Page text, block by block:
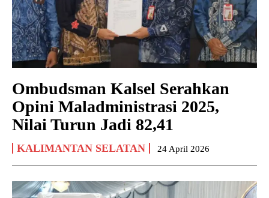
Ombudsman Kalsel Serahkan
Opini Maladministrasi 2025,
Nilai Turun Jadi 82,41
KALIMANTAN SELATAN 24 April 2026